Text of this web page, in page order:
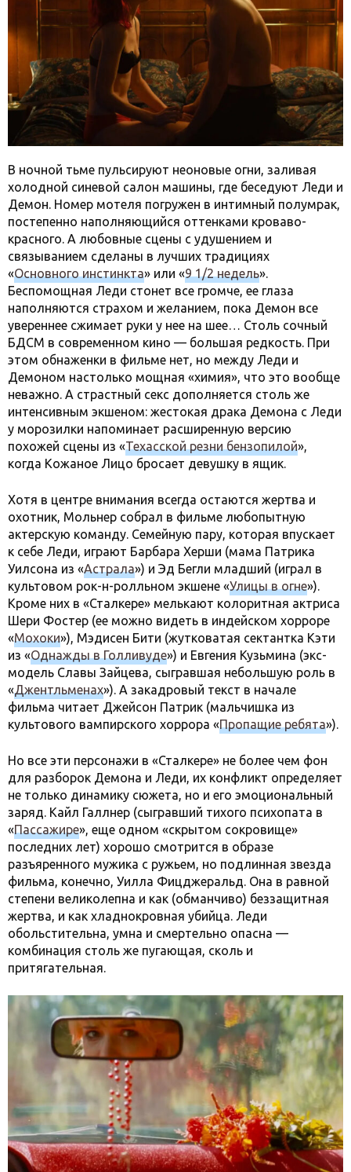
В ночной тьме пульсируют неоновые огни, заливая
холодной синевой салон машины, где беседуют Леди и
Демон. Номер мотеля погружен в интимный полумрак,
постепенно наполняющийся оттенками кроваво-
красного. А любовные сцены с удушением и
связыванием сделаны в лучших традициях
«Основного инстинкта» или «9 1/2 недель».
Беспомощная Леди стонет все громче, ее глаза
наполняются страхом и желанием, пока Демон все
увереннее сжимает руки у нее на шее… Столь сочный
БДСМ в современном кино — большая редкость. При
этом обнаженки в фильме нет, но между Леди и
Демоном настолько мощная «химия», что это вообще
неважно. А страстный секс дополняется столь же
интенсивным экшеном: жестокая драка Демона с Леди
у морозилки напоминает расширенную версию
похожей сцены из «Техасской резни бензопилой»,
когда Кожаное Лицо бросает девушку в ящик.
Хотя в центре внимания всегда остаются жертва и
охотник, Мольнер собрал в фильме любопытную
актерскую команду. Семейную пару, которая впускает
к себе Леди, играют Барбара Херши (мама Патрика
Уилсона из «Астрала») и Эд Бегли младший (играл в
культовом рок-н-ролльном экшене «Улицы в огне»).
Кроме них в «Сталкере» мелькают колоритная актриса
Шери Фостер (ее можно видеть в индейском хорроре
«Мохоки»), Мэдисен Бити (жутковатая сектантка Кэти
из «Однажды в Голливуде») и Евгения Кузьмина (экс-
модель Славы Зайцева, сыгравшая небольшую роль в
«Джентльменах»). А закадровый текст в начале
фильма читает Джейсон Патрик (мальчишка из
культового вампирского хоррора «Пропащие ребята»).
Но все эти персонажи в «Сталкере» не более чем фон
для разборок Демона и Леди, их конфликт определяет
не только динамику сюжета, но и его эмоциональный
заряд. Кайл Галлнер (сыгравший тихого психопата в
«Пассажире», еще одном «скрытом сокровище»
последних лет) хорошо смотрится в образе
разъяренного мужика с ружьем, но подлинная звезда
фильма, конечно, Уилла Фицджеральд. Она в равной
степени великолепна и как (обманчиво) беззащитная
жертва, и как хладнокровная убийца. Леди
обольстительна, умна и смертельно опасна —
комбинация столь же пугающая, сколь и
притягательная.